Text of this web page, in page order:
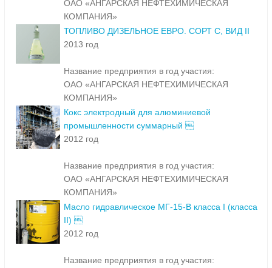
ОАО «АНГАРСКАЯ НЕФТЕХИМИЧЕСКАЯ
КОМПАНИЯ»
ТОПЛИВО ДИЗЕЛЬНОЕ ЕВРО. СОРТ С, ВИД II
2013 год
Название предприятия в год участия:
ОАО «АНГАРСКАЯ НЕФТЕХИМИЧЕСКАЯ
КОМПАНИЯ»
Кокс электродный для алюминиевой
промышленности суммарный 
2012 год
Название предприятия в год участия:
ОАО «АНГАРСКАЯ НЕФТЕХИМИЧЕСКАЯ
КОМПАНИЯ»
Масло гидравлическое МГ-15-В класса I (класса
II) 
2012 год
Название предприятия в год участия: